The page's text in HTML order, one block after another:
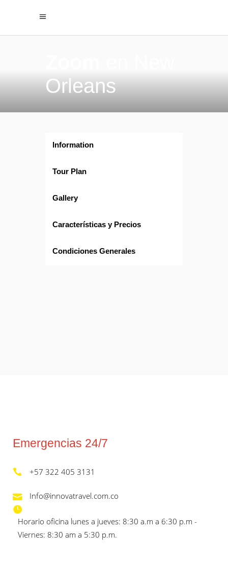
Orleans
Information
Tour Plan
Gallery
Características y Precios
Condiciones Generales
Emergencias 24/7
+57 322 405 3131
Info@innovatravel.com.co
Horario oficina lunes a jueves: 8:30 a.m a 6:30 p.m -
Viernes: 8:30 am a 5:30 p.m.